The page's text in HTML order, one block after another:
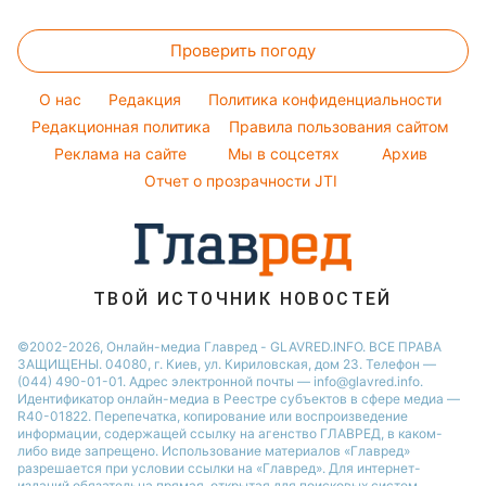
Филипп Киркоров
Елена Зеленская
Ани Лорак
Кейт Миддлтон
Алла Пугачева
Праздничное меню
Комнатные растения
Тарифы
Курс валют
Магнитные бури
Погода на сегодня
Погода на завтра
Пылевая буря
Проверить погоду
O нас Редакция
Политика конфиденциальности
Редакционная политика
Правила пользования сайтом
Реклама на сайте
Мы в соцсетях
Архив
Отчет о прозрачности JTI
ТВОЙ ИСТОЧНИК НОВОСТЕЙ
©2002-2026, Онлайн-медиа Главред - GLAVRED.INFO. ВСЕ ПРАВА
ЗАЩИЩЕНЫ. 04080, г. Киев, ул. Кириловская, дом 23. Телефон —
(044) 490-01-01. Адрес электронной почты — info@glavred.info.
Идентификатор онлайн-медиа в Реестре cубъектов в сфере медиа —
R40-01822. Перепечатка, копирование или воспроизведение
информации, содержащей ссылку на агенство ГЛАВРЕД, в каком-
либо виде запрещено. Использование материалов «Главред»
разрешается при условии ссылки на «Главред». Для интернет-